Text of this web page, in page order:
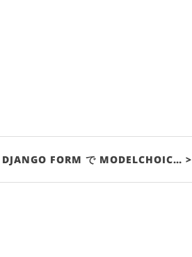
DJANGO FORM で MODELCHOIC… >